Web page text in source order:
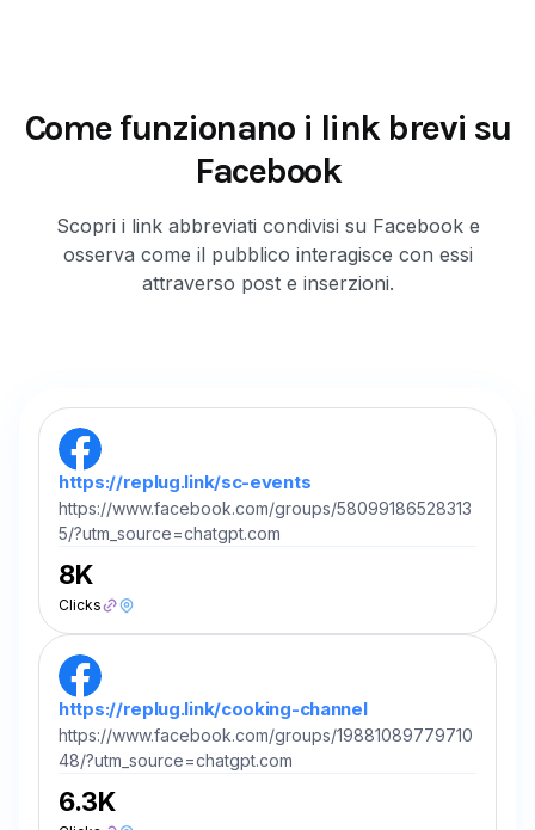
Come funzionano i link brevi su
Facebook
Scopri i link abbreviati condivisi su Facebook e
osserva come il pubblico interagisce con essi
attraverso post e inserzioni.
https://replug.link/sc-events
https://www.facebook.com/groups/58099186528313
5/?utm_source=chatgpt.com
8K
Clicks
https://replug.link/cooking-channel
https://www.facebook.com/groups/19881089779710
48/?utm_source=chatgpt.com
6.3K